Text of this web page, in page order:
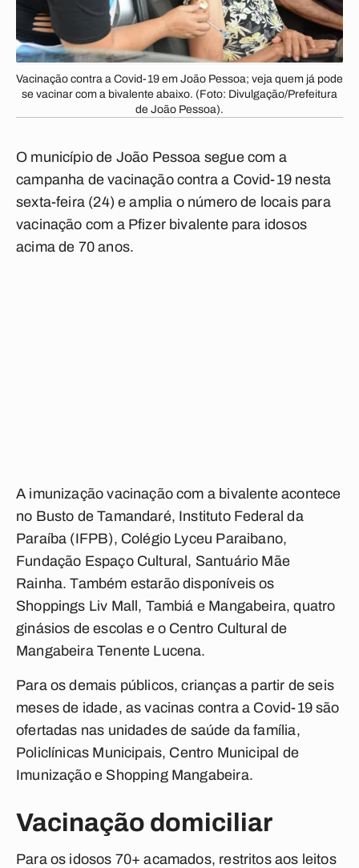
Vacinação contra a Covid-19 em João Pessoa; veja quem já pode
se vacinar com a bivalente abaixo. (Foto: Divulgação/Prefeitura
de João Pessoa).
O município de João Pessoa segue com a
campanha de vacinação contra a Covid-19 nesta
sexta-feira (24) e amplia o número de locais para
vacinação com a Pfizer bivalente para idosos
acima de 70 anos.
A imunização vacinação com a bivalente acontece
no Busto de Tamandaré, Instituto Federal da
Paraíba (IFPB), Colégio Lyceu Paraibano,
Fundação Espaço Cultural, Santuário Mãe
Rainha. Também estarão disponíveis os
Shoppings Liv Mall, Tambiá e Mangabeira, quatro
ginásios de escolas e o Centro Cultural de
Mangabeira Tenente Lucena.
Para os demais públicos, crianças a partir de seis
meses de idade, as vacinas contra a Covid-19 são
ofertadas nas unidades de saúde da família,
Policlínicas Municipais, Centro Municipal de
Imunização e Shopping Mangabeira.
Vacinação domiciliar
Para os idosos 70+ acamados, restritos aos leitos